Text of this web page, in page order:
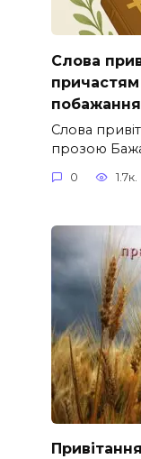
Слова
побажання
Слова
прозою
0 1.7к.